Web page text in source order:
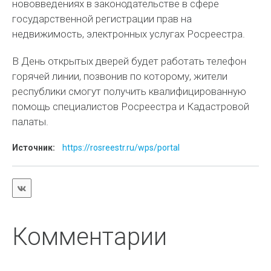
нововведениях в законодательстве в сфере
государственной регистрации прав на
недвижимость, электронных услугах Росреестра.
В День открытых дверей будет работать телефон
горячей линии, позвонив по которому, жители
республики смогут получить квалифицированную
помощь специалистов Росреестра и Кадастровой
палаты.
Источник: https://rosreestr.ru/wps/portal
Комментарии